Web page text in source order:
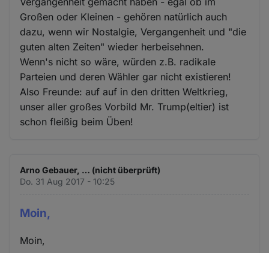
Großen oder Kleinen - gehören natürlich auch
dazu, wenn wir Nostalgie, Vergangenheit und "die
guten alten Zeiten" wieder herbeisehnen.
Wenn's nicht so wäre, würden z.B. radikale
Parteien und deren Wähler gar nicht existieren!
Also Freunde: auf auf in den dritten Weltkrieg,
unser aller großes Vorbild Mr. Trump(eltier) ist
schon fleißig beim Üben!
Arno Gebauer, … (nicht überprüft)
Do. 31 Aug 2017 - 10:25
Moin,
Moin,